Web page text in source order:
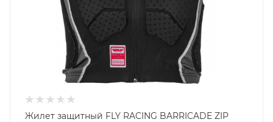
Жилет защитный FLY RACING BARRICADE ZIP